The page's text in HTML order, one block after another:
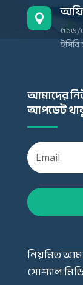

৫১৬/
আমাদের
আপডেট
নিয়মিত
সোশ্যাল